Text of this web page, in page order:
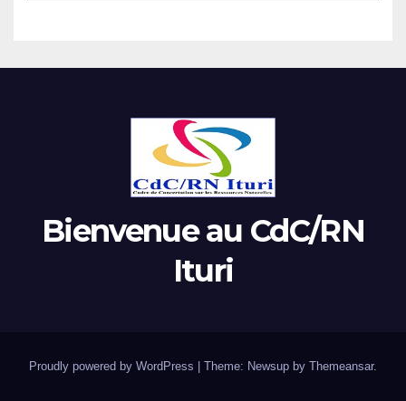
Bienvenue au CdC/RN
Ituri
Proudly powered by WordPress Theme: Newsup by Themeansar.